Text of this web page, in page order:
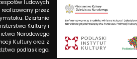
ludowych
przez
Działanie
Kultury i
Narodowego
Kultury oraz z
podlaskiego.